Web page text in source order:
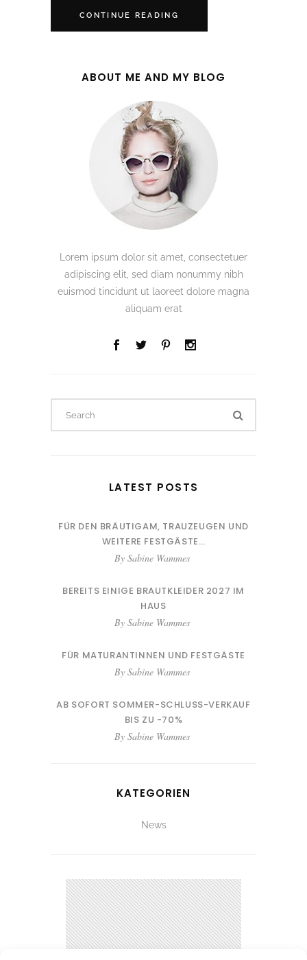
CONTINUE READING
ABOUT ME AND MY BLOG
Lorem ipsum dolor sit amet, consectetuer
adipiscing elit, sed diam nonummy nibh
euismod tincidunt ut laoreet dolore magna
aliquam erat
LATEST POSTS
FÜR DEN BRÄUTIGAM, TRAUZEUGEN UND
WEITERE FESTGÄSTE…
By Sabine Wammes
BEREITS EINIGE BRAUTKLEIDER 2027 IM
HAUS
By Sabine Wammes
FÜR MATURANTINNEN UND FESTGÄSTE
By Sabine Wammes
AB SOFORT SOMMER-SCHLUSS-VERKAUF
BIS ZU -70%
By Sabine Wammes
KATEGORIEN
News